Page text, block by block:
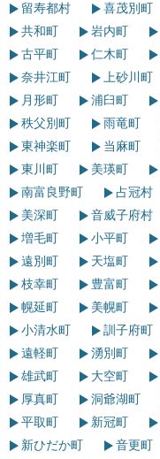
留寿都村
喜茂別町
共和町
岩内町
古平町
仁木町
奈井江町
上砂川町
月形町
浦臼町
秩父別町
雨竜町
東神楽町
当麻町
東川町
美瑛町
南富良野町
占冠村
美深町
音威子府村
増毛町
小平町
遠別町
天塩町
枝幸町
豊富町
幌延町
美幌町
小清水町
訓子府町
遠軽町
湧別町
雄武町
大空町
厚真町
洞爺湖町
平取町
新冠町
新ひだか町
音更町